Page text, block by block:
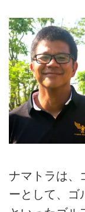
ナマトラは、
ーとして、ゴ